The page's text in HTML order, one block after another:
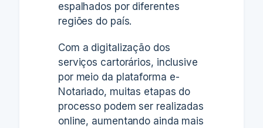
espalhados por diferentes
regiões do país.
Com a digitalização dos
serviços cartorários, inclusive
por meio da plataforma e-
Notariado, muitas etapas do
processo podem ser realizadas
online, aumentando ainda mais